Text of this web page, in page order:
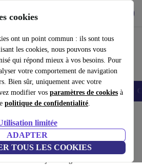
cookies
ont un point commun : ils sont tous
les cookies, nous pouvons vous
qui répond mieux à vos besoins. Pour
votre comportement de navigation
Bien sûr, uniquement avec votre
modifier vos paramètres de cookies à
politique de confidentialité.
limitée
ADAPTER
TOUS LES COOKIES
et facilement
Montres connectées Accessoires
reconditionnés à moins de 2300€ –
sous 30 jours et garantie de 12 mois.